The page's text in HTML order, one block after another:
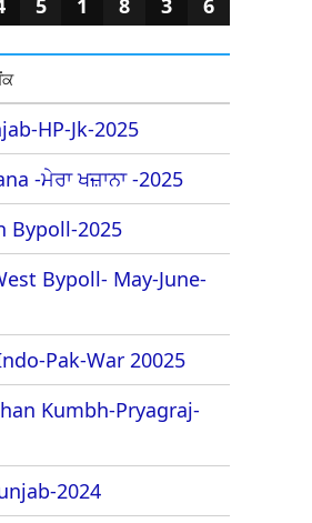
HP-Jk-2025
-ਮੇਰਾ ਖਜ਼ਾਨਾ -2025
Bypoll-2025
Bypoll- May-June-
Pak-War 20025
Kumbh-Pryagraj-
2024